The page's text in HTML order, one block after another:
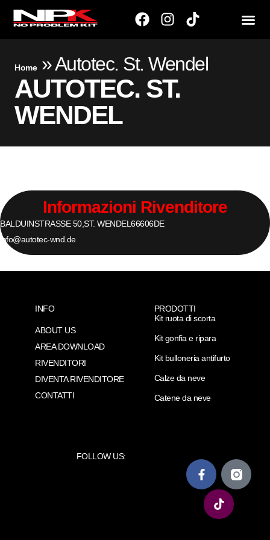
Home»Autotec. St. Wendel
AUTOTEC. ST.
WENDEL
Informazioni Rivenditore
BALDUINSTRASSE 50,ST. WENDEL 66606DE
info@autotec-wnd.de
INFO
ABOUT US
AREA DOWNLOAD
RIVENDITORI
DIVENTA RIVENDITORE
CONTATTI
PRODOTTI
Kit ruota di scorta
Kit gonfia e ripara
Kit bulloneria antifurto
Calze da neve
Catene da neve
FOLLOW US: